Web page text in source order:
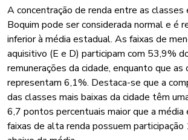
A concentração de renda entre as classes
Boquim pode ser considerada normal e é
inferior à média estadual. As faixas de
aquisitivo (E e D) participam com 53,9%
remunerações da cidade, enquanto que
representam 6,1%. Destaca-se que a
das classes mais baixas da cidade têm
6,7 pontos percentuais maior que a média
faixas de alta renda possuem